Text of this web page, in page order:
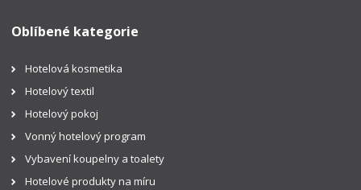
Oblíbené kategorie
Hotelová kosmetika
Hotelový textil
Hotelový pokoj
Vonný hotelový program
Vybavení koupelny a toalety
Hotelové produkty na míru